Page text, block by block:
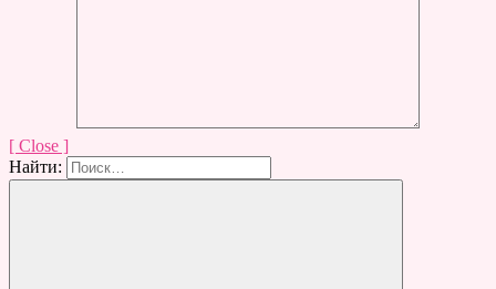
[ Close ]
Найти: